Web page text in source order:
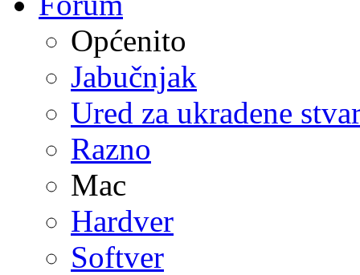
Općenito
Jabučnjak
Ured za ukradene
Razno
Mac
Hardver
Softver